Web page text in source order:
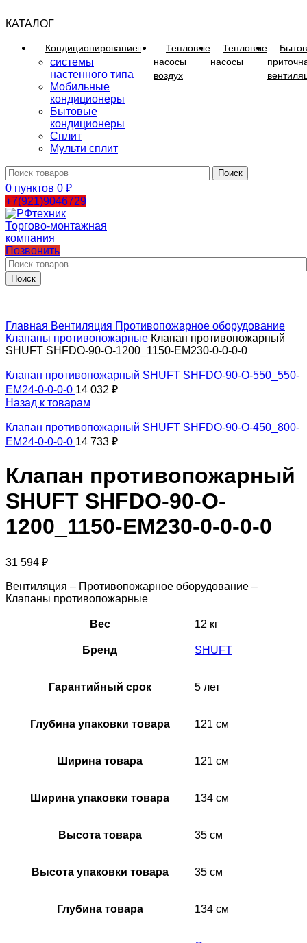
КАТАЛОГ
Кондиционирование
системы
настенного типа
Мобильные
кондиционеры
Бытовые
кондиционеры
Сплит
Мульти сплит
Тепловые
насосы
воздух
Тепловые
насосы
Поиск
0 пунктов 0 ₽
+7(921)9046729
Позвонить
Поиск
Главная Вентиляция Противопожарное оборудование
Клапаны противопожарные Клапан противопожарный
SHUFT SHFDO-90-O-1200_1150-EM230-0-0-0-0
Клапан противопожарный SHUFT SHFDO-90-O-550_550-
EM24-0-0-0-0 14 032 ₽
Назад к товарам
Клапан противопожарный SHUFT SHFDO-90-O-450_800-
EM24-0-0-0-0 14 733 ₽
Клапан противопожарный
SHUFT SHFDO-90-O-
1200_1150-EM230-0-0-0-0
31 594 ₽
Вентиляция – Противопожарное оборудование –
Клапаны противопожарные
Вес 12 кг
Бренд SHUFT
Гарантийный срок 5 лет
Глубина упаковки товара 121 см
Ширина товара 121 см
Ширина упаковки товара 134 см
Высота товара 35 см
Высота упаковки товара 35 см
Глубина товара 134 см